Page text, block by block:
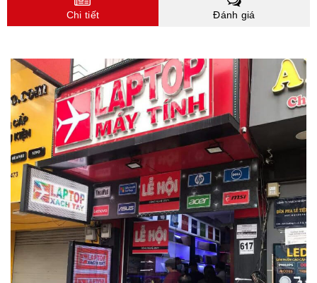
Chi tiết Đánh giá